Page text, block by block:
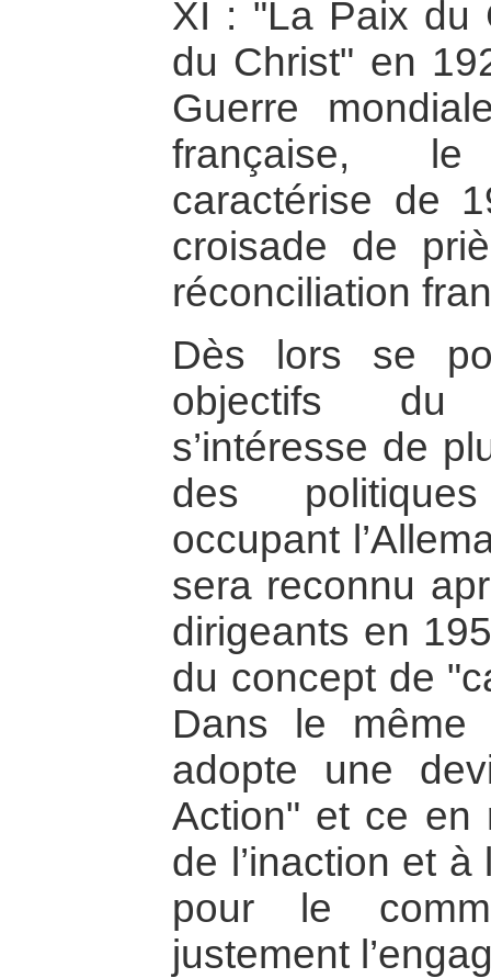
XI : "La Paix du
du Christ" en
Guerre
française,
caractérise de
croisade de
réconciliation
Dès lors se
objectifs du
s’intéresse de
des
occupant
sera reconnu
dirigeants en
du concept de
Dans le même
adopte une
Action" et ce en
de l’inaction et à
pour le
justement